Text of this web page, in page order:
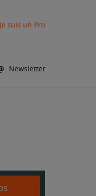
Je suis un Pro
Newsletter